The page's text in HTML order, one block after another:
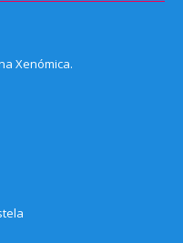
Xenómica.